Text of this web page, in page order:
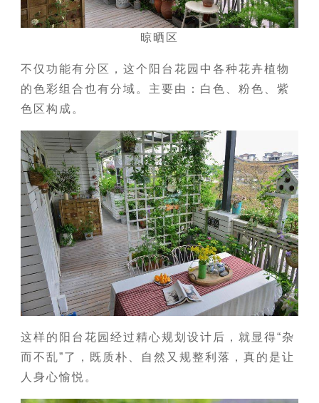
晾晒区
不仅功能有分区，这个阳台花园中各种花卉植物
的色彩组合也有分域。主要由：白色、粉色、紫
色区构成。
这样的阳台花园经过精心规划设计后，就显得“杂
而不乱”了，既质朴、自然又规整利落，真的是让
人身心愉悦。